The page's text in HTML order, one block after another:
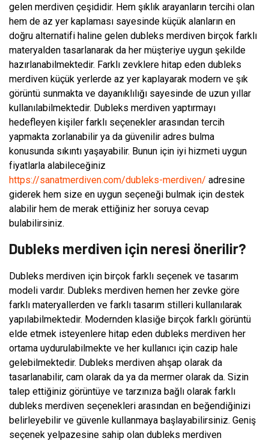
gelen merdiven çeşididir. Hem şıklık arayanların tercihi olan
hem de az yer kaplaması sayesinde küçük alanların en
doğru alternatifi haline gelen dubleks merdiven birçok farklı
materyalden tasarlanarak da her müşteriye uygun şekilde
hazırlanabilmektedir. Farklı zevklere hitap eden dubleks
merdiven küçük yerlerde az yer kaplayarak modern ve şık
görüntü sunmakta ve dayanıklılığı sayesinde de uzun yıllar
kullanılabilmektedir. Dubleks merdiven yaptırmayı
hedefleyen kişiler farklı seçenekler arasından tercih
yapmakta zorlanabilir ya da güvenilir adres bulma
konusunda sıkıntı yaşayabilir. Bunun için iyi hizmeti uygun
fiyatlarla alabileceğiniz
https://sanatmerdiven.com/dubleks-merdiven/ adresine
giderek hem size en uygun seçeneği bulmak için destek
alabilir hem de merak ettiğiniz her soruya cevap
bulabilirsiniz.
Dubleks merdiven için neresi önerilir?
Dubleks merdiven için birçok farklı seçenek ve tasarım
modeli vardır. Dubleks merdiven hemen her zevke göre
farklı materyallerden ve farklı tasarım stilleri kullanılarak
yapılabilmektedir. Modernden klasiğe birçok farklı görüntü
elde etmek isteyenlere hitap eden dubleks merdiven her
ortama uydurulabilmekte ve her kullanıcı için cazip hale
gelebilmektedir. Dubleks merdiven ahşap olarak da
tasarlanabilir, cam olarak da ya da mermer olarak da. Sizin
talep ettiğiniz görüntüye ve tarzınıza bağlı olarak farklı
dubleks merdiven seçenekleri arasından en beğendiğinizi
belirleyebilir ve güvenle kullanmaya başlayabilirsiniz. Geniş
seçenek yelpazesine sahip olan dubleks merdiven